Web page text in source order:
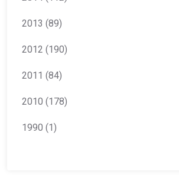
2013 (89)
2012 (190)
2011 (84)
2010 (178)
1990 (1)